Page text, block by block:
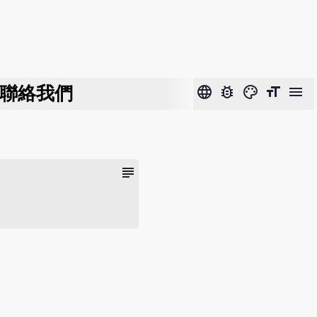
絡我們 language bug_report color_lens format_size menu
subject